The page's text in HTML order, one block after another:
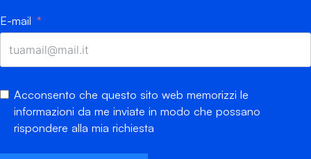
E-mail
Acconsento che questo sito web memorizzi le
informazioni da me inviate in modo che possano
rispondere alla mia richiesta